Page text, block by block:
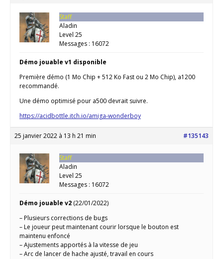
Staff
Aladin
Level 25
Messages : 16072
Démo jouable v1 disponible
Première démo (1 Mo Chip + 512 Ko Fast ou 2 Mo Chip), a1200
recommandé.
Une démo optimisé pour a500 devrait suivre.
https://acidbottle.itch.io/amiga-wonderboy
25 janvier 2022 à 13 h 21 min #135143
Staff
Aladin
Level 25
Messages : 16072
Démo jouable v2 (22/01/2022)
– Plusieurs corrections de bugs
– Le joueur peut maintenant courir lorsque le bouton est
maintenu enfoncé
– Ajustements apportés à la vitesse de jeu
– Arc de lancer de hache ajusté, travail en cours